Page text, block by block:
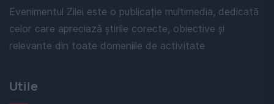
Evenimentul Zilei este o publicație multimedia, dedicată
celor care apreciază știrile corecte, obiective și
relevante din toate domeniile de activitate
Utile